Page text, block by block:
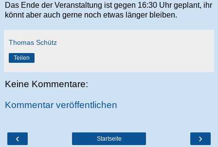
Das Ende der Veranstaltung ist gegen 16:30 Uhr geplant, ihr
könnt aber auch gerne noch etwas länger bleiben.
Thomas Schütz
Teilen
Keine Kommentare:
Kommentar veröffentlichen
‹ ›
Startseite